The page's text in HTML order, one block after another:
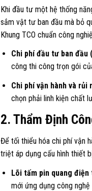
Khi đầu tư một hệ thống
sắm vật tư ban đầu mà bỏ
Khung TCO chuẩn công
Chi phí đầu tư ban đầu
công thi công trọn gói
Chi phí vận hành và rủi
chọn phải linh kiện chất
2. Thẩm Định
Để tối thiểu hóa chi phí vận
triệt áp dụng cấu hình thiết
Lõi tấm pin quang
mới ứng dụng công